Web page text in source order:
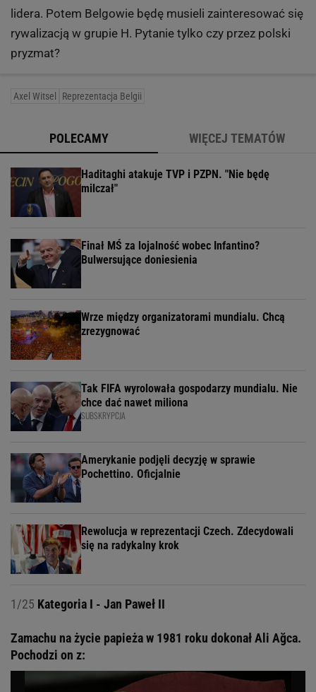
lidera. Potem Belgowie będę musieli zainteresować się
rywalizacją w grupie H. Pytanie tylko czy przez polski
pryzmat?
Axel Witsel Reprezentacja Belgii
POLECAMY WIĘCEJ TEMATÓW
Haditaghi atakuje TVP i PZPN. "Nie będę
milczał"
Finał MŚ za lojalność wobec Infantino?
Bulwersujące doniesienia
Wrze między organizatorami mundialu. Chcą
zrezygnować
Tak FIFA wyrolowała gospodarzy mundialu. Nie
chce dać nawet miliona
SUBSKRYPCJA
Amerykanie podjęli decyzję w sprawie
Pochettino. Oficjalnie
Rewolucja w reprezentacji Czech. Zdecydowali
się na radykalny krok
1/25 Kategoria I - Jan Paweł II
Zamachu na życie papieża w 1981 roku dokonał Ali Ağca.
Pochodzi on z: